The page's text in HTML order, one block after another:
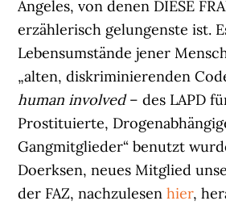
Angeles, von denen DIESE
erzählerisch gelungenste ist.
Lebensumstände jener
„alten, diskriminierenden
human involved– des LAPD
Prostituierte,
Gangmitglieder“ benutzt
Doerksen, neues Mitglied
der FAZ, nachzulesenhier,